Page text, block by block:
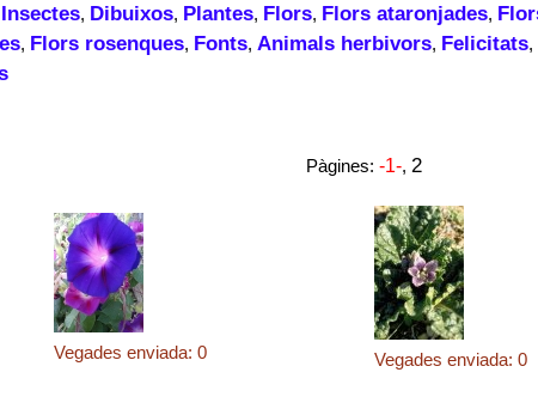
Insectes, Dibuixos, Plantes, Flors, Flors ataronjades,
, Flors rosenques, Fonts, Animals herbivors, Felicitats,
Pàgines: -1-, 2
Vegades enviada: 0
Vegades enviada: 0